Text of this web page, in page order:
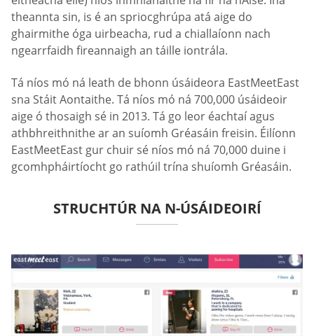
theannta sin, is é an spriocghrúpa atá aige do
ghairmithe óga uirbeacha, rud a chiallaíonn nach
ngearrfaidh fireannaigh an táille iontrála.
Tá níos mó ná leath de bhonn úsáideora EastMeetEast
sna Stáit Aontaithe. Tá níos mó ná 700,000 úsáideoir
aige ó thosaigh sé in 2013. Tá go leor éachtaí agus
athbhreithnithe ar an suíomh Gréasáin freisin. Éilíonn
EastMeetEast gur chuir sé níos mó ná 70,000 duine i
gcomhpháirtíocht go rathúil trína shuíomh Gréasáin.
STRUCHTÚR NA N-ÚSÁIDEOIRÍ